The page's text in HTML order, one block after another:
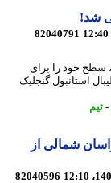
82040791
خود را برای
گنجلیک
شمالی از
82040596